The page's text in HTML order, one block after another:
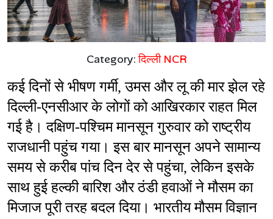
Category:दिल्ली NCR
कई दिनों से भीषण गर्मी, उमस और लू की मार झेल रहे
दिल्ली-एनसीआर के लोगों को आखिरकार राहत मिल
गई है। दक्षिण-पश्चिम मानसून गुरुवार को राष्ट्रीय
राजधानी पहुंच गया। इस बार मानसून अपने सामान्य
समय से करीब पांच दिन देर से पहुंचा, लेकिन इसके
साथ हुई हल्की बारिश और ठंडी हवाओं ने मौसम का
मिजाज पूरी तरह बदल दिया। भारतीय मौसम विज्ञान